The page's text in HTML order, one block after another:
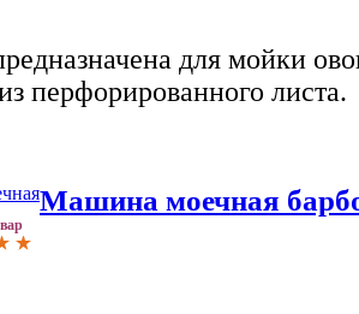
для мойки
перфорированного листа.
Машина моечная